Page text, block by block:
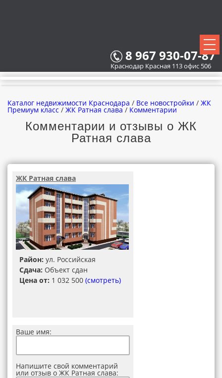
8 967 930-07-87
Краснодар Красная 113 офис 506
ВСЕ НОВОСТРОЙКИ
КАРТА НОВОСТРОЕК
ВСЕ КОТТЕДЖНЫЕ ПОСЕЛКИ
Каталог недвижимости Краснодара / Все новостройки / ЖК
Премиум класс / ЖК Ратная слава / Комментарии
Комментарии и отзывы о ЖК
Ратная слава
ЖК Ратная слава
Район: ул. Российская
Сдача: Объект сдан
Цена от: 1 032 500 (смотреть)
Ваше имя:
Напишите свой комментарий
или отзыв о ЖК Ратная слава: